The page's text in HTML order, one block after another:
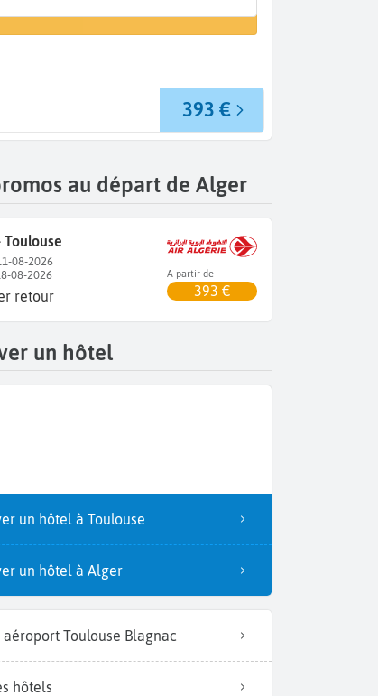
(TLS)
393 €
au départ de Alger
08-2026
08-2026
retour
A partir de
393 €
un hôtel
un hôtel à Toulouse
un hôtel à Alger
Toulouse Blagnac
hôtels